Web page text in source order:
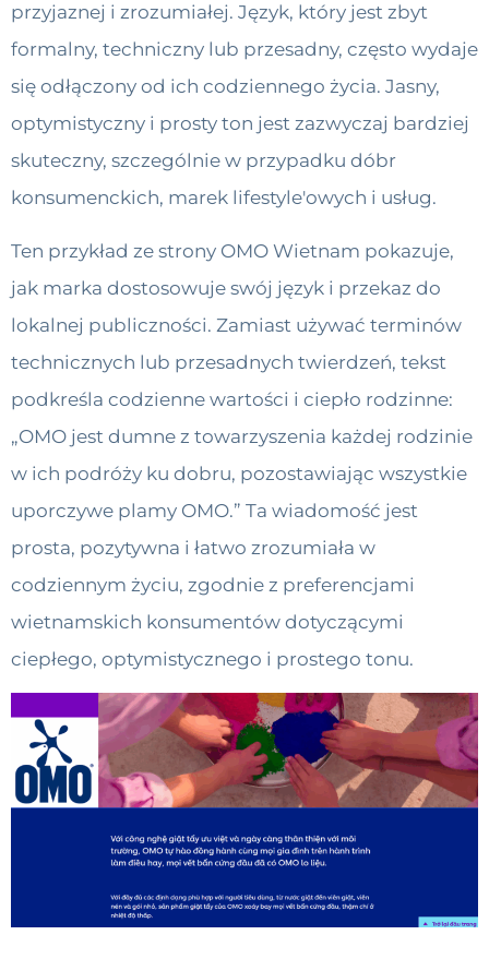
przyjaznej i zrozumiałej. Język, który jest zbyt
formalny, techniczny lub przesadny, często wydaje
się odłączony od ich codziennego życia. Jasny,
optymistyczny i prosty ton jest zazwyczaj bardziej
skuteczny, szczególnie w przypadku dóbr
konsumenckich, marek lifestyle'owych i usług.
Ten przykład ze strony OMO Wietnam pokazuje,
jak marka dostosowuje swój język i przekaz do
lokalnej publiczności. Zamiast używać terminów
technicznych lub przesadnych twierdzeń, tekst
podkreśla codzienne wartości i ciepło rodzinne:
„OMO jest dumne z towarzyszenia każdej rodzinie
w ich podróży ku dobru, pozostawiając wszystkie
uporczywe plamy OMO.” Ta wiadomość jest
prosta, pozytywna i łatwo zrozumiała w
codziennym życiu, zgodnie z preferencjami
wietnamskich konsumentów dotyczącymi
ciepłego, optymistycznego i prostego tonu.